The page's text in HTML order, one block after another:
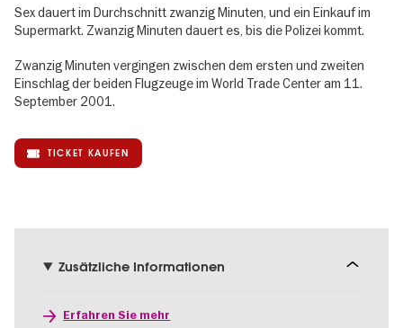
Sex dauert im Durchschnitt zwanzig Minuten, und ein Einkauf im
Supermarkt. Zwanzig Minuten dauert es, bis die Polizei kommt.
Zwanzig Minuten vergingen zwischen dem ersten und zweiten
Einschlag der beiden Flugzeuge im World Trade Center am 11.
September 2001.
TICKET KAUFEN
Zusätzliche Informationen
Erfahren Sie mehr